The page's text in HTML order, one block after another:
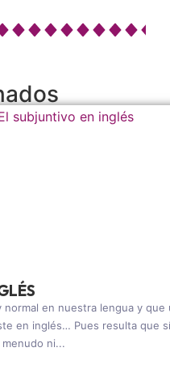
en nuestra lengua y que
en inglés… Pues resulta que
ni...